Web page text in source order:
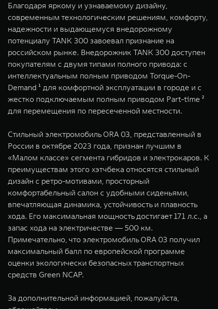
WEY 80
Масштаб возможностей
от 6 449 000 ₽
Масштаб
Благодаря яркому и узнаваемому дизайну,
современным технологическим решениям, комфорту,
надежности и выдающемуся внедорожному
потенциалу TANK 300 завоевал признание на
российском рынке. Внедорожник TANK 300 доступен
покупателям c двумя типами полного привода: с
интеллектуальным полным приводом Torque-On-
Demand ¹ для комфортной эксплуатации в городе и c
жестко подключаемым полным приводом Part-time ²
для перемещения по пересеченной местности.
Стильный электромобиль ORA 03, представленный в
России в октябре 2023 года, признан лучшим в
«Малом классе» сегмента гибридов и электрокаров. К
преимуществам этого хэтчбека относятся стильный
дизайн с ретро-мотивами, просторный
комфортабельный салон с удобными сиденьями,
впечатляющая динамика, устойчивость и плавность
хода. Его максимальная мощность достигает 171 л.с., а
запас хода на электричестве ― 500 км.
Примечательно, что электромобиль ORA 03 получил
максимальный балл по европейской программе
оценки экологически безопасных транспортных
средств Green NCAP.
За дополнительной информацией, пожалуйста,